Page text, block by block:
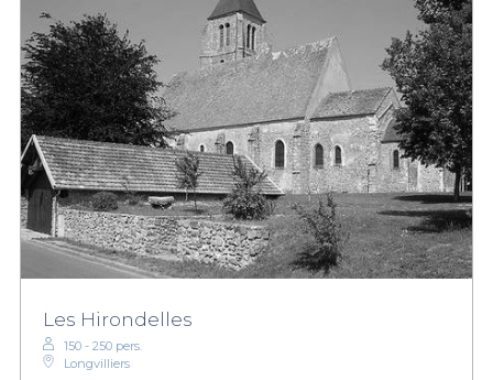
Les Hirondelles
150 - 250 pers.
Longvilliers